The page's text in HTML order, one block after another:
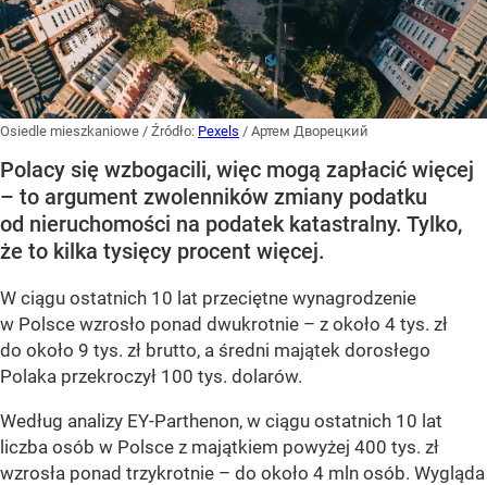
Osiedle mieszkaniowe / Źródło: Pexels / Артем Дворецкий
Polacy się wzbogacili, więc mogą zapłacić więcej
– to argument zwolenników zmiany podatku
od nieruchomości na podatek katastralny. Tylko,
że to kilka tysięcy procent więcej.
W ciągu ostatnich 10 lat przeciętne wynagrodzenie
w Polsce wzrosło ponad dwukrotnie – z około 4 tys. zł
do około 9 tys. zł brutto, a średni majątek dorosłego
Polaka przekroczył 100 tys. dolarów.
Według analizy EY-Parthenon, w ciągu ostatnich 10 lat
liczba osób w Polsce z majątkiem powyżej 400 tys. zł
wzrosła ponad trzykrotnie – do około 4 mln osób. Wygląda